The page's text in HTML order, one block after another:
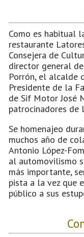
Como es habitual
restaurante
Consejera de
director general
Porrón, el alcalde
Presidente de la
de Sif Motor José
patrocinadores de
Se homenajeo
muchos año de
Antonio López-
al automovilismo
más importante,
pista a la vez que
público a sus